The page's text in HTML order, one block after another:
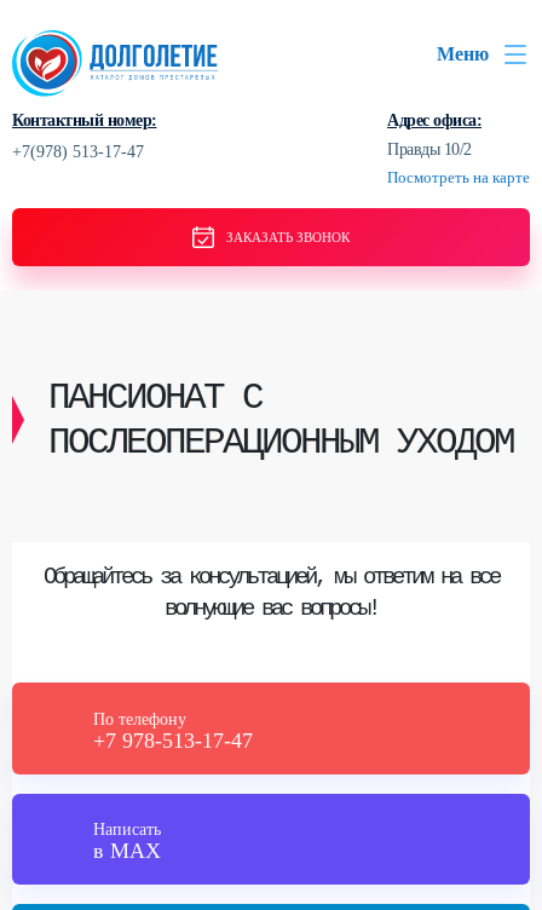
Адрес офиса:
Правды 10/2
Посмотреть на карте
Контактный номер:
+7(978) 513-17-47
Меню
ЗАКАЗАТЬ ЗВОНОК
ПАНСИОНАТ С
ПОСЛЕОПЕРАЦИОННЫМ УХОДОМ
Обращайтесь за консультацией, мы ответим на все
волнующие вас вопросы!
По телефону
+7 978-513-17-47
Написать
в MAX